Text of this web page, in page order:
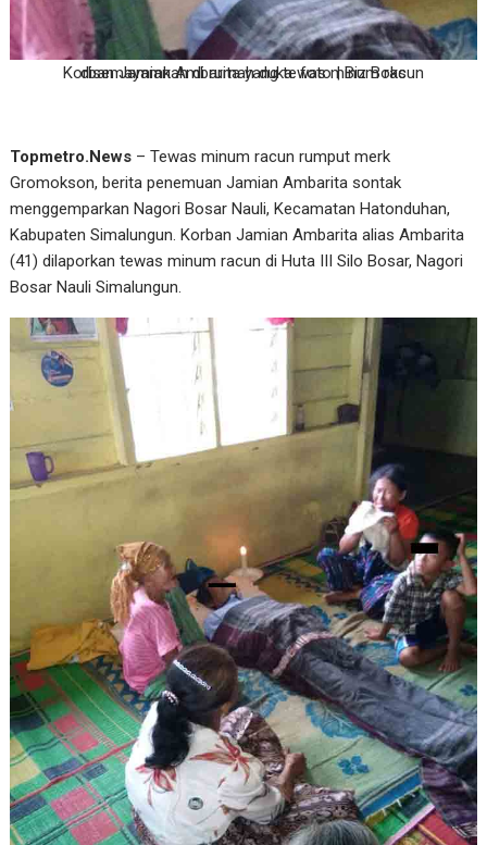
Korban Jamian Ambarita yang tewas minum racun disemayamkan di rumah duka. foto | Biz Boks
Topmetro.News – Tewas minum racun rumput merk
Gromokson, berita penemuan Jamian Ambarita sontak
menggemparkan Nagori Bosar Nauli, Kecamatan Hatonduhan,
Kabupaten Simalungun. Korban Jamian Ambarita alias Ambarita
(41) dilaporkan tewas minum racun di Huta III Silo Bosar, Nagori
Bosar Nauli Simalungun.